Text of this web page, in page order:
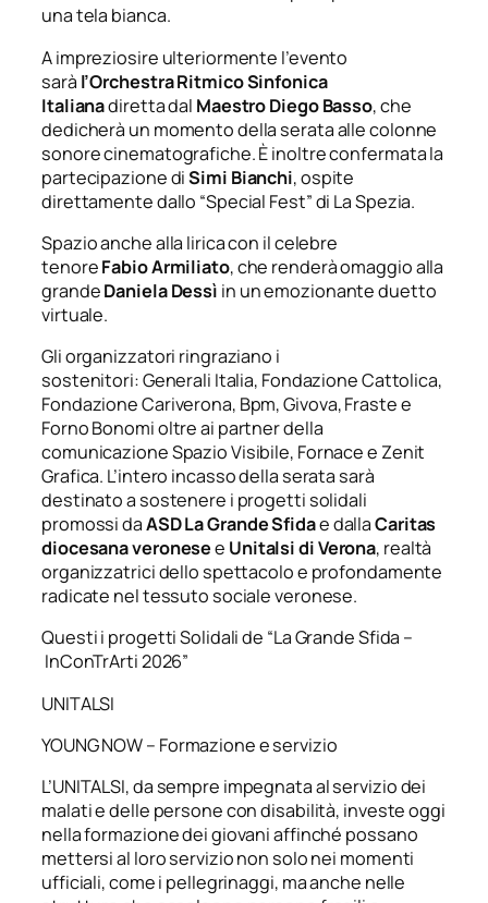
una tela bianca.
A impreziosire ulteriormente l’evento
sarà l’Orchestra Ritmico Sinfonica
Italianadiretta dal Maestro Diego Basso, che
dedicherà un momento della serata alle colonne
sonore cinematografiche. È inoltre confermata la
partecipazione diSimi Bianchi, ospite
direttamente dallo “Special Fest” di La Spezia.
Spazio anche alla lirica con il celebre
tenoreFabio Armiliato, che renderà omaggio alla
grandeDaniela Dessì in un emozionante duetto
virtuale.
Gli organizzatori ringraziano i
sostenitori: Generali Italia, Fondazione Cattolica,
Fondazione Cariverona, Bpm, Givova, Fraste e
Forno Bonomi oltre ai partner della
comunicazione Spazio Visibile, Fornace e Zenit
Grafica. L’intero incasso della serata sarà
destinato a sostenere i progetti solidali
promossi daASD La Grande Sfidae dallaCaritas
diocesana veronesee Unitalsi di Verona, realtà
organizzatrici dello spettacolo e profondamente
radicate nel tessuto sociale veronese.
Questi i progetti Solidali de “La Grande Sfida –
InConTrArti 2026”
UNITALSI
YOUNG NOW – Formazione e servizio
L’UNITALSI, da sempre impegnata al servizio dei
malati e delle persone con disabilità, investe oggi
nella formazione dei giovani affinché possano
mettersi al loro servizio non solo nei momenti
ufficiali, come i pellegrinaggi, ma anche nelle